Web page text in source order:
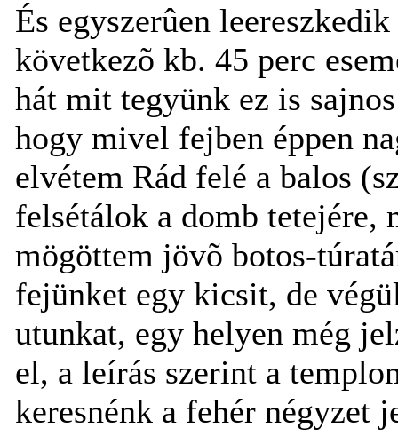
És egyszerûen
következõ kb. 45 perc
hát mit tegyünk ez is
hogy mivel fejben éppen
elvétem Rád felé a balos
felsétálok a domb tetejére,
mögöttem jövõ botos-
fejünket egy kicsit, de
utunkat, egy helyen még
el, a leírás szerint a
keresnénk a fehér négyzet